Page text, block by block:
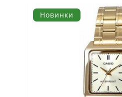
Новинки